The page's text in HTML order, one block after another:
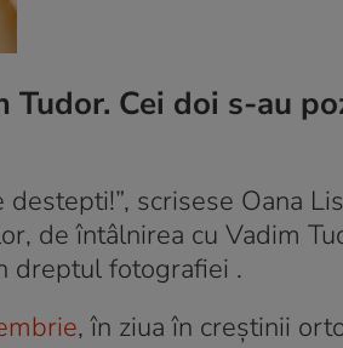
Cei doi s-au
scrisese Oana
de întâlnirea cu Vadim
dreptul fotografiei .
, în ziua în creştinii